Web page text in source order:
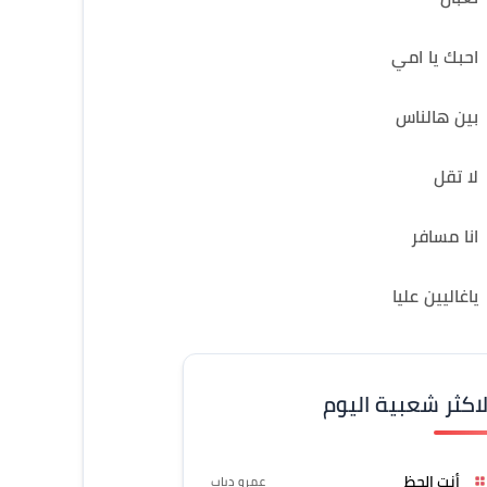
احبك يا امي
بين هالناس
لا تقل
انا مسافر
ياغاليين عليا
شعبية اليوم
أنت الحظ عمرو دياب